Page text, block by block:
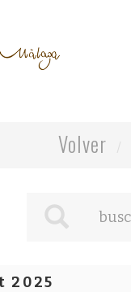
Volver
2025